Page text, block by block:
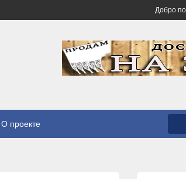
Добро
О проекте